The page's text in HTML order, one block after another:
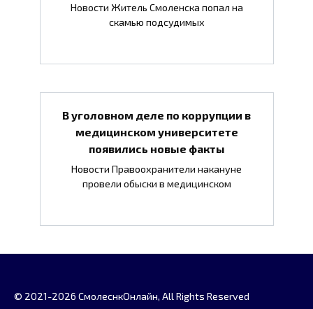
Новости Житель Смоленска попал на
скамью подсудимых
В уголовном деле по коррупции в
медицинском университете
появились новые факты
Новости Правоохранители накануне
провели обыски в медицинском
© 2021-2026 СмолеснкОнлайн, All Rights Reserved